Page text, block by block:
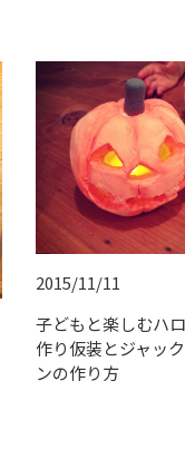
2015/11/11
子どもと楽しむハ
作り仮装とジャッ
ンの作り方